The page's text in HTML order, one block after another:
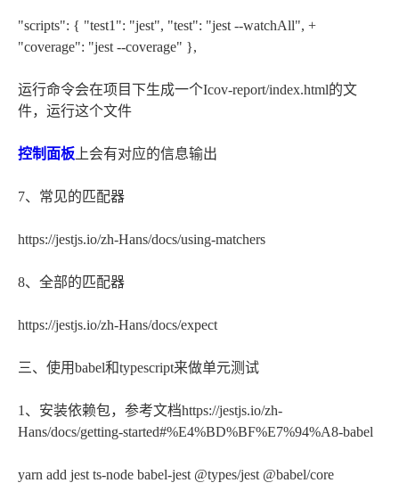
"scripts": { "test1": "jest", "test": "jest --watchAll", +
"coverage": "jest --coverage" },
运行命令会在项目下生成一个Icov-report/index.html的文
件，运行这个文件
控制面板 上会有对应的信息输出
7、常见的匹配器
https://jestjs.io/zh-Hans/docs/using-matchers
8、全部的匹配器
https://jestjs.io/zh-Hans/docs/expect
三、使用babel和typescript来做单元测试
1、安装依赖包，参考文档https://jestjs.io/zh-
Hans/docs/getting-started#%E4%BD%BF%E7%94%A8-babel
yarn add jest ts-node babel-jest @types/jest @babel/core